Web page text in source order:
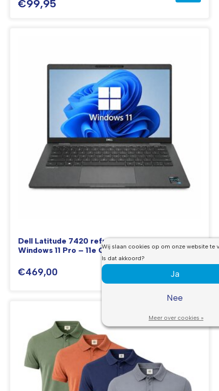
€99,95
Dell Latitude 7420 refurbished laptop met
Windows 11 Pro – 11e Generatie
€469,00
Wij slaan cookies op om onze website te
Is dat akkoord?
Ja
Nee
Meer over cookies »